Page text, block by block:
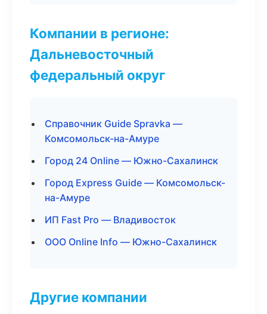
Компании в регионе:
Дальневосточный
федеральный округ
Справочник Guide Spravka —
Комсомольск-на-Амуре
Город 24 Online — Южно-Сахалинск
Город Express Guide — Комсомольск-
на-Амуре
ИП Fast Pro — Владивосток
ООО Online Info — Южно-Сахалинск
Другие компании